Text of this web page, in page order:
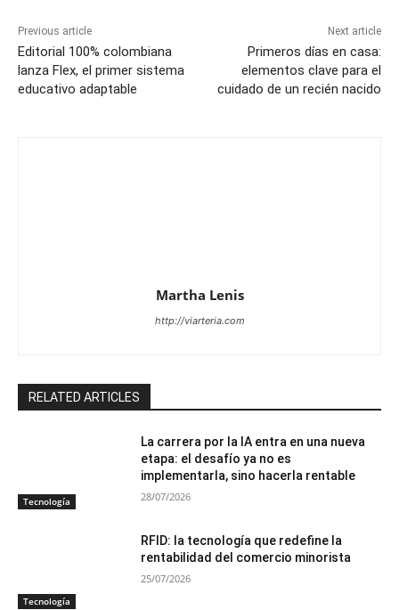
Previous article
Editorial 100% colombiana
lanza Flex, el primer sistema
educativo adaptable
Next article
Primeros días en casa:
elementos clave para el
cuidado de un recién nacido
Martha Lenis
http://viarteria.com
RELATED ARTICLES
Tecnología
La carrera por la IA entra en una nueva
etapa: el desafío ya no es
implementarla, sino hacerla rentable
28/07/2026
Tecnología
RFID: la tecnología que redefine la
rentabilidad del comercio minorista
25/07/2026